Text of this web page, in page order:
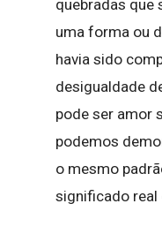
quebradas que
uma forma ou
havia sido
desigualdade
pode ser amor
podemos
o mesmo
significado real